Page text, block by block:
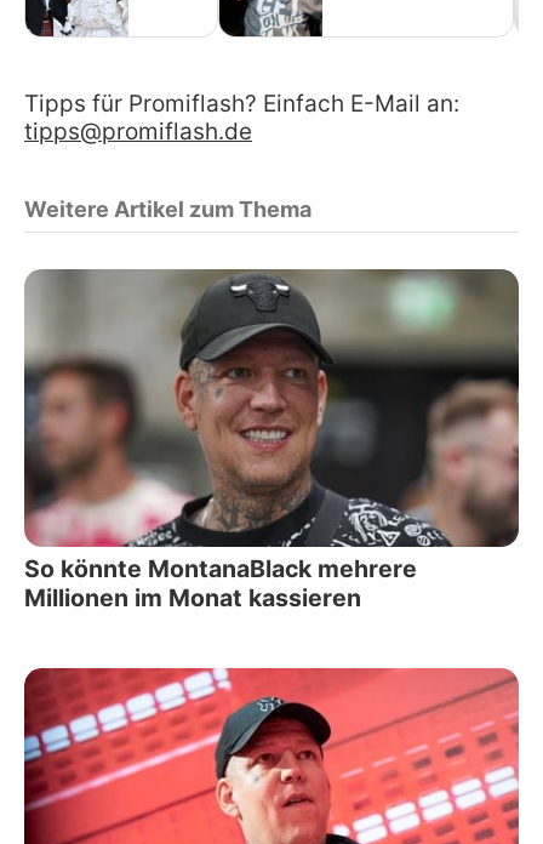
Tipps für Promiflash? Einfach E-Mail an:
tipps@promiflash.de
Weitere Artikel zum Thema
So könnte MontanaBlack mehrere
Millionen im Monat kassieren